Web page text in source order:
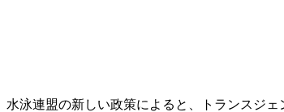
水泳連盟の新しい政策によると、トランスジ